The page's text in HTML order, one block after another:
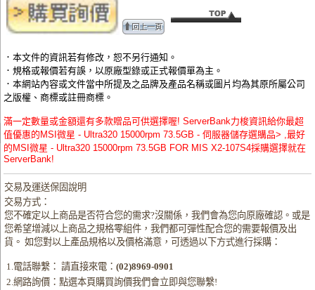
．本文件的資訊若有修改，恕不另行通知。
．規格或報價若有誤，以原廠型錄或正式報價單為主。
．本網站內容或文件當中所提及之品牌及產品名稱或圖片均為其原所屬公司
之版權、商標或註冊商標。
滿一定數量或金額還有多款贈品可供選擇喔! ServerBank力梭資訊給你最超
值優惠的MSI微星 - Ultra320 15000rpm 73.5GB - 伺服器儲存選購品> ,最好
的MSI微星 - Ultra320 15000rpm 73.5GB FOR MIS X2-107S4採購選擇就在
ServerBank!
交易及運送保固說明
交易方式：
您不確定以上商品是否符合您的需求?沒關係，我們會為您向原廠確認。或是
您希望增減以上商品之規格零組件，我們都可彈性配合您的需要報價及出
貨。 如您對以上產品規格以及價格滿意，可透過以下方式進行採購：
1.電話聯繫： 請直接來電：(02)8969-0901
2.網路詢價：點選本頁購買詢價我們會立即與您聯繫!